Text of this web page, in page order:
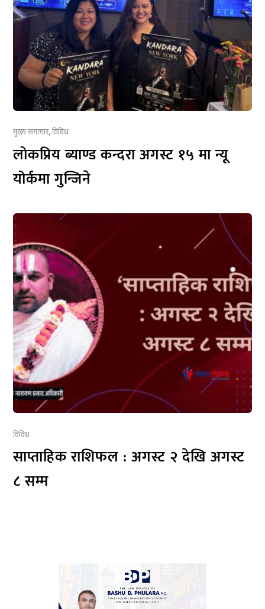
मुख्य समाचार,विविध
लोकप्रिय ब्याण्ड कन्दरा अगस्ट १५ मा न्यू
योर्कमा गुन्जिने
विविध
साप्ताहिक राशिफल : अगस्ट २ देखि अगस्ट
८ सम्म